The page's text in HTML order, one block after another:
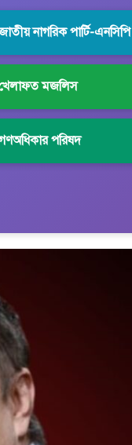
নাগরিক পার্টি-এনসিপি
মজলিস
পরিষদ